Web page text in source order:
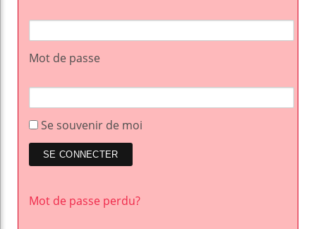
Mot de passe
Se souvenir de moi
Mot de passe perdu?